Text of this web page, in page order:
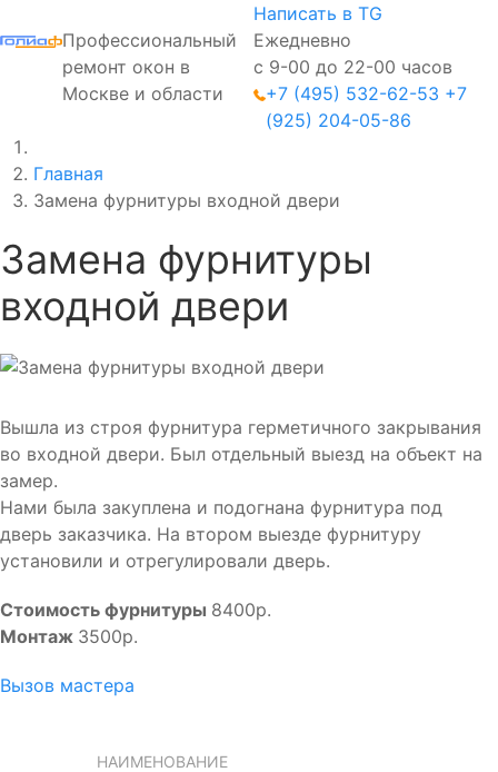
Профессиональный
ремонт окон в
Москве и области
Написать в TG
Ежедневно
с 9-00 до 22-00 часов
+7 (495) 532-62-53 +7
(925) 204-05-86
Главная
Замена фурнитуры входной двери
Замена фурнитуры
входной двери
Вышла из строя фурнитура герметичного закрывания
во входной двери. Был отдельный выезд на объект на
замер.
Нами была закуплена и подогнана фурнитура под
дверь заказчика. На втором выезде фурнитуру
установили и отрегулировали дверь.
Стоимость фурнитуры 8400р.
Монтаж 3500р.
Вызов мастера
НАИМЕНОВАНИЕ